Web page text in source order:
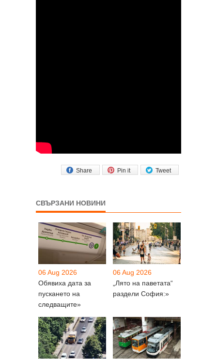
Tweet
Pin it
Share
СВЪРЗАНИ НОВИНИ
06 Aug 2026
Обявиха дата за
пускането на
следващите»
06 Aug 2026
„Лято на паветата“
раздели София:»